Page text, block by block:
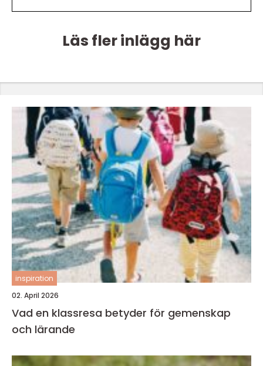
Läs fler inlägg här
inspiration
02. April 2026
Vad en klassresa betyder för gemenskap
och lärande